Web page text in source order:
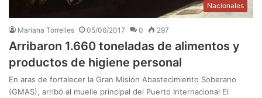
Nacionales
Mariana Torrelles 05/06/2017 0 297
Arribaron 1.660 toneladas de alimentos y
productos de higiene personal
En aras de fortalecer la Gran Misión Abastecimiento Soberano
(GMAS), arribó al muelle principal del Puerto Internacional El